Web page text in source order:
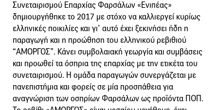
Συνεταιρισμού Επαρχίας Φαρσάλων «Ενιπέας»
δημιουργήθηκε το 2017 με στόχο να καλλιεργεί κυρίως
ελληνικές ποικιλίες και γι’ αυτό έχει ξεκινήσει ήδη η
παραγωγή και η προώθηση του ελληνικού ρεβιθιού
“ΑΜΟΡΓΟΣ”. Κάνει συμβολαιακή γεωργία και συμβάσεις
και προωθεί τα όσπρια της επαρχίας με την ετικέτα του
συνεταιρισμού. Η ομάδα παραγωγών συνεργάζεται με
πανεπιστήμια και φορείς σε μία προσπάθεια για
αναγνώριση των οσπρίων Φαρσάλων ως προϊόντα ΠΟΠ.